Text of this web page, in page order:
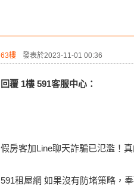
63樓 發表於2023-11-01 00:36
回覆 1樓 591客服中心：
假房客加Line聊天詐騙已氾濫！
591租屋網 如果沒有防堵策略，